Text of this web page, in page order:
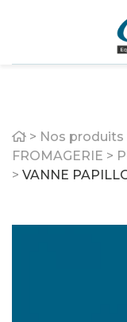
Home
> Nos produits
FROMAGERIE >
> VANNE